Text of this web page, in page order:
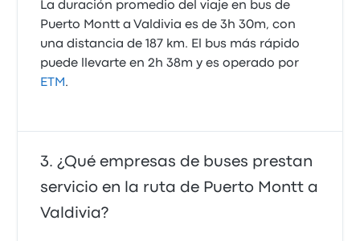
La duración promedio del viaje en bus de
Puerto Montt a Valdivia es de 3h 30m, con
una distancia de 187 km. El bus más rápido
puede llevarte en 2h 38m y es operado por
ETM .
¿Qué empresas de buses prestan
servicio en la ruta de Puerto Montt a
Valdivia?